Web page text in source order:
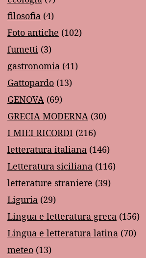
filosofia (4)
Foto antiche (102)
fumetti (3)
gastronomia (41)
Gattopardo (13)
GENOVA (69)
GRECIA MODERNA (30)
I MIEI RICORDI (216)
letteratura italiana (146)
Letteratura siciliana (116)
letterature straniere (39)
Liguria (29)
Lingua e letteratura greca (156)
Lingua e letteratura latina (70)
meteo (13)